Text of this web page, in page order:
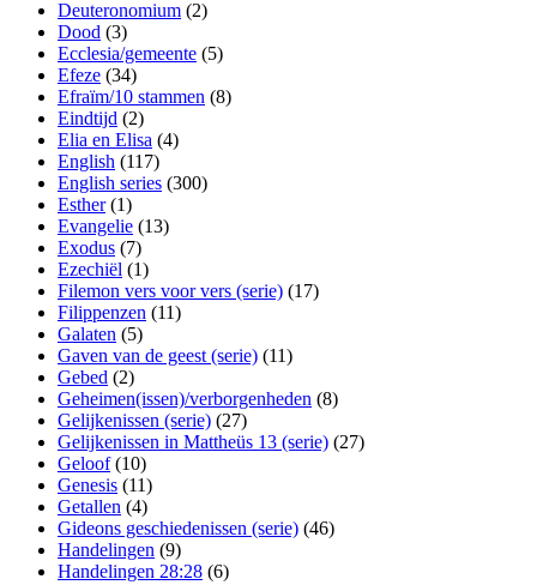
Deuteronomium (2)
Dood (3)
Ecclesia/gemeente (5)
Efeze (34)
Efraïm/10 stammen (8)
Eindtijd (2)
Elia en Elisa (4)
English (117)
English series (300)
Esther(1)
Evangelie (13)
Exodus (7)
Ezechiël (1)
Filemon vers voor vers (serie) (17)
Filippenzen (11)
Galaten (5)
Gaven van de geest (serie) (11)
Gebed (2)
Geheimen(issen)/verborgenheden (8)
Gelijkenissen (serie) (27)
Gelijkenissen in Mattheüs 13 (serie) (27)
Geloof(10)
Genesis (11)
Getallen (4)
Gideons geschiedenissen (serie) (46)
Handelingen (9)
Handelingen 28:28 (6)